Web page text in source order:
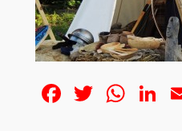
Twitter